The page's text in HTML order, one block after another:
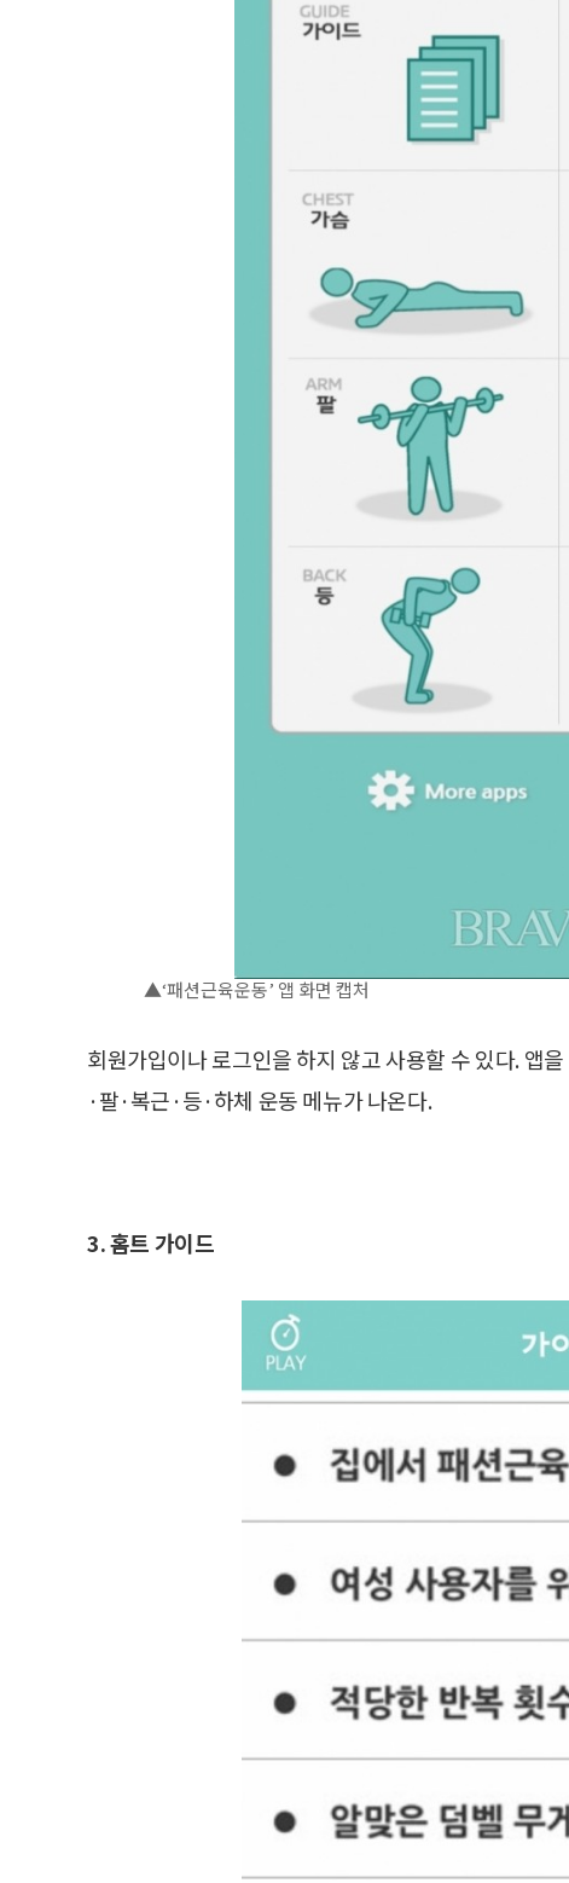
▲‘패션근육운동’ 앱 화면 캡처
회원가입이나 로그인을 하지 않고 사용할 수 있다. 앱
·팔·복근·등·하체 운동 메뉴가 나온다.
3. 홈트 가이드